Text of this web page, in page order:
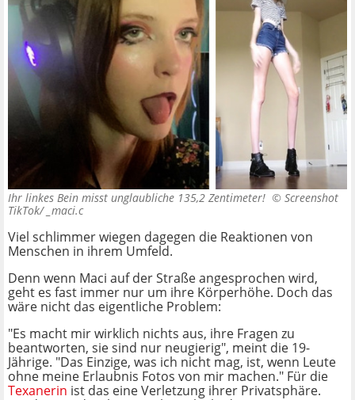
Ihr linkes Bein misst unglaubliche 135,2 Zentimeter! © Screenshot
TikTok/ _maci.c
Viel schlimmer wiegen dagegen die Reaktionen von
Menschen in ihrem Umfeld.
Denn wenn Maci auf der Straße angesprochen wird,
geht es fast immer nur um ihre Körperhöhe. Doch das
wäre nicht das eigentliche Problem:
"Es macht mir wirklich nichts aus, ihre Fragen zu
beantworten, sie sind nur neugierig", meint die 19-
Jährige. "Das Einzige, was ich nicht mag, ist, wenn Leute
ohne meine Erlaubnis Fotos von mir machen." Für die
Texanerin ist das eine Verletzung ihrer Privatsphäre.